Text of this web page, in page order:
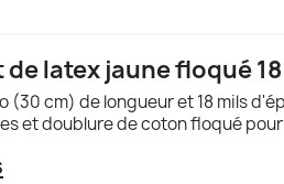
de latex jaune floqué
cm) de longueur et 18 mils
et doublure de coton floqué